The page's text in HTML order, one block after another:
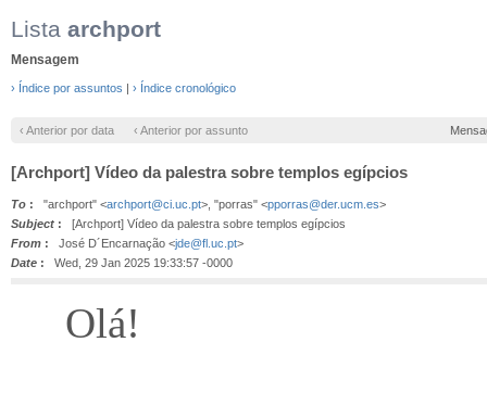
Lista archport
Mensagem
› Índice por assuntos | › Índice cronológico
‹ Anterior por data ‹ Anterior por assunto
[Archport] Vídeo da palestra sobre templos egípcios
To : "archport" <archport@ci.uc.pt>, "porras" <pporras@der.ucm.es>
Subject : [Archport] Vídeo da palestra sobre templos egípcios
From : José D´Encarnação <jde@fl.uc.pt>
Date : Wed, 29 Jan 2025 19:33:57 -0000
Olá!